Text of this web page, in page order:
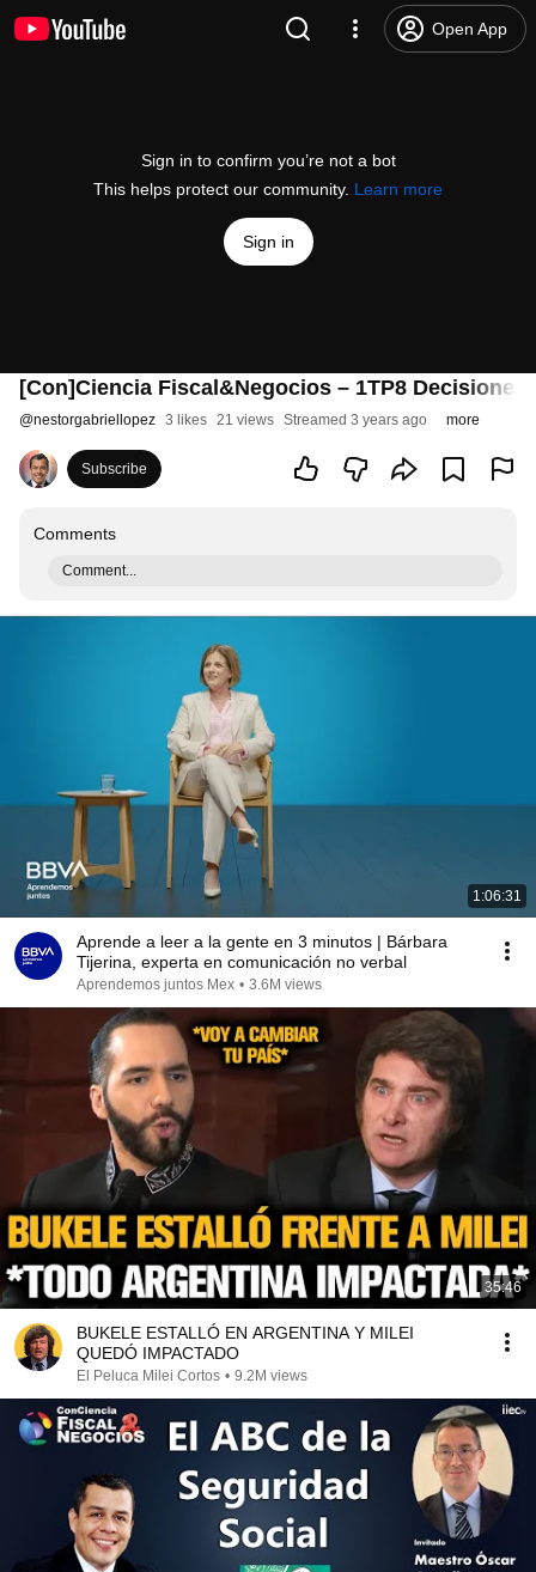
Open App
Sign in to confirm you’re not a bot
This helps protect our community. Learn more
Sign in
[Con]Ciencia Fiscal&Negocios – 1TP8
@nestorgabriellopez 3 likes 21 views Streamed 3 years ago more
Subscribe
Comments
Comment...
1:06:31
Aprende a leer a la gente en 3 minutos | Bárbara
Tijerina, experta en comunicación no verbal
Aprendemos juntos Mex • 3.6M views
35:46
BUKELE ESTALLÓ EN ARGENTINA Y MILEI
QUEDÓ IMPACTADO
El Peluca Milei Cortos • 9.2M views